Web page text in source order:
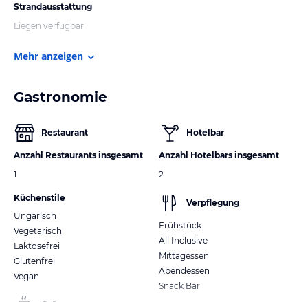
Strandausstattung
Liegen verfügbar
Mehr anzeigen
Gastronomie
Restaurant
Anzahl Restaurants insgesamt
1
Küchenstile
Ungarisch
Vegetarisch
Laktosefrei
Glutenfrei
Vegan
Hotelbar
Anzahl Hotelbars insgesamt
2
Verpflegung
Frühstück
All Inclusive
Mittagessen
Abendessen
Snack Bar